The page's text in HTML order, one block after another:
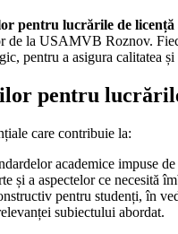
pentru lucrările de licență
de la USAMVB Roznov.
pentru a asigura calitatea
pentru
care contribuie la:
academice impuse
și a aspectelor ce necesită
pentru studenți, în
subiectului abordat.